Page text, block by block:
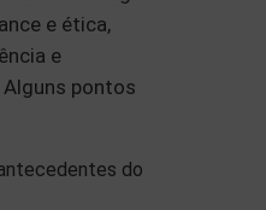
e ética,
e
pontos
do